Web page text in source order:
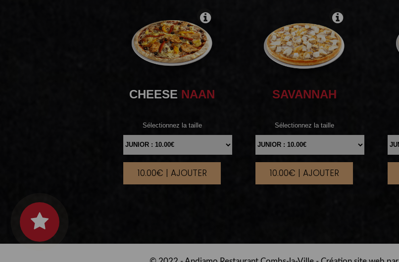
CHEESE NAAN
Sélectionnez la taille
|
10.00€ | AJOUTER
SAVANNAH
Sélectionnez la taille
|
10.00€ | AJOUTER